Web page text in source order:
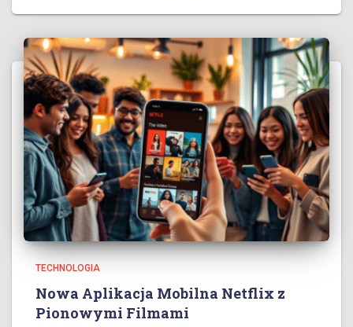
TECHNOLOGIA
Nowa Aplikacja Mobilna Netflix z
Pionowymi Filmami